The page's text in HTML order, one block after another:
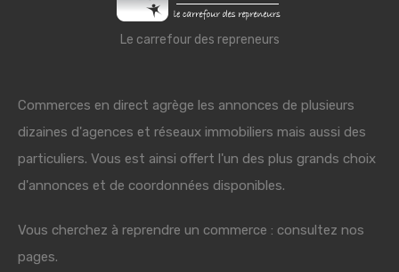
Le carrefour des repreneurs
Commerces en direct agrège les annonces de plusieurs
dizaines d'agences et réseaux immobiliers mais aussi des
particuliers. Vous est ainsi offert l'un des plus grands choix
d'annonces et de coordonnées disponibles.
Vous cherchez à reprendre un commerce : consultez nos
pages.